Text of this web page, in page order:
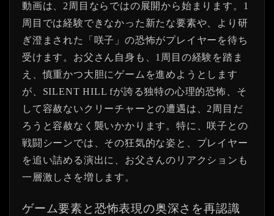
動画は、2周目ならではの展開から始まります。1
周目では経験できなかった新たな要素や、より研
ぎ澄まされた「咲子」の恐怖がプレイヤーを待ち
受けます。お父さん自身も、1周目の経験を踏ま
え、慎重かつ大胆にゲームを進めようとします
が、SILENT HILL fが誇る独特の心理的恐怖、そ
して容赦ないクリーチャーとの遭遇は、2周目だ
ろうと容赦なく襲いかかります。特に、咲子との
戦闘シーンでは、その狂気的な姿と、プレイヤー
を追い詰める演出に、お父さんのリアクションも
一層激しさを増します。
ゲーム要素と恐怖表現の奥深さを再認識